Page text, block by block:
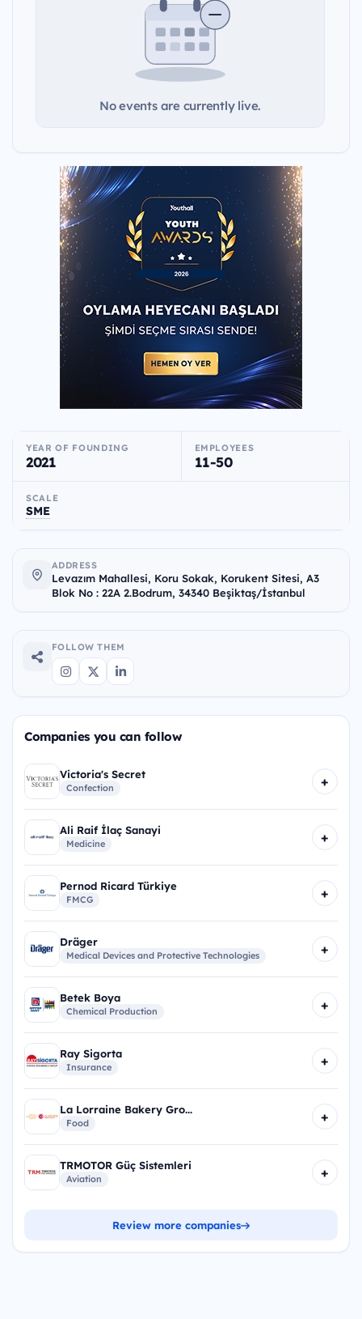
No events are currently live.
YEAR OF FOUNDING
2021
EMPLOYEES
11-50
SCALE
SME
ADDRESS
Levazım Mahallesi, Koru Sokak, Korukent Sitesi, A3
Blok No : 22A 2.Bodrum, 34340 Beşiktaş/İstanbul
FOLLOW THEM
Companies you can follow
Victoria's Secret
Confection +
Ali Raif İlaç Sanayi
Medicine +
Pernod Ricard Türkiye
FMCG +
Dräger
Medical Devices and Protective Technologies +
Betek Boya
Chemical Production +
Ray Sigorta
Insurance +
La Lorraine Bakery Gro...
Food +
TRMOTOR Güç Sistemleri
Aviation +
Review more companies